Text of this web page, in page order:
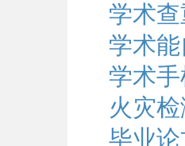
学术
学术
学术
火灾
毕业